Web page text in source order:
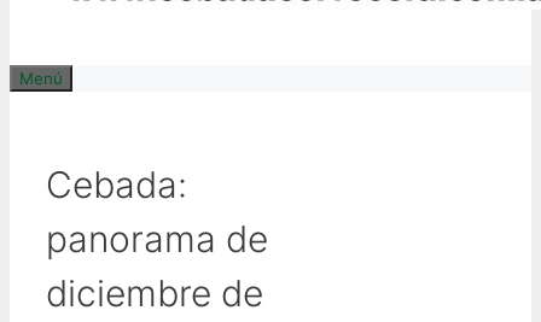
Menú
Cebada:
panorama de
diciembre de